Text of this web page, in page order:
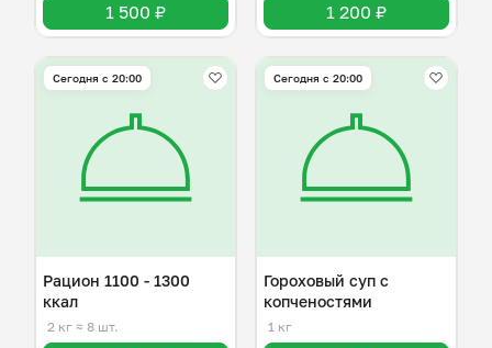
1 500 ₽ 1 200 ₽
Сегодня с 20:00
Рацион 1100 - 1300
ккал
2 кг ≈ 8 шт.
Сегодня с 20:00
Гороховый суп с
копченостями
1 кг